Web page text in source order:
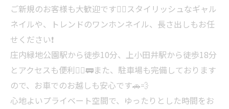
ご新規のお客様も大歓迎です🙆‍♀️スタイリッシュなギャル
ネイルや、トレンドのワンホンネイル、長さ出しもお任
せください❗️
庄内緑地公園駅から徒歩10分、上小田井駅から徒歩18分
とアクセスも便利🚶‍♀️🚃また、駐車場も完備しております
ので、お車でのお越しも安心です🚗💨
心地よいプライベート空間で、ゆったりとした時間をお